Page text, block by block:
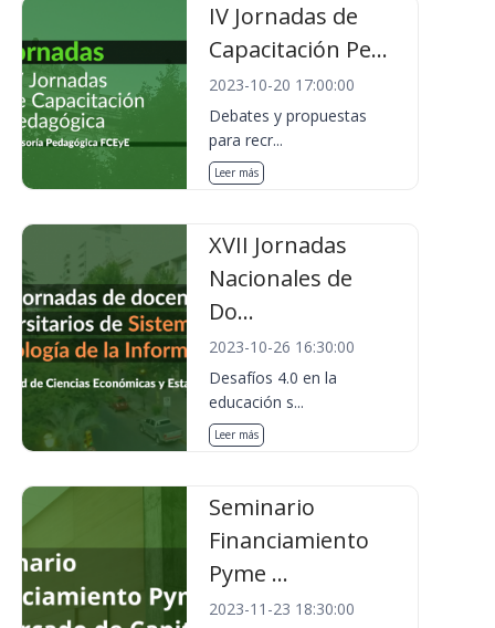
IV Jornadas de
Capacitación Pe...
2023-10-20 17:00:00
Debates y propuestas
para recr...
Leer más
XVII Jornadas
Nacionales de
Do...
2023-10-26 16:30:00
Desafíos 4.0 en la
educación s...
Leer más
Seminario
Financiamiento
Pyme ...
2023-11-23 18:30:00